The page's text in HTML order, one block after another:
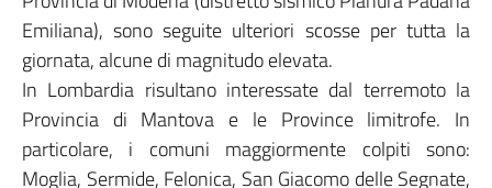
Emiliana), sono seguite ulteriori scosse per tutta la
giornata, alcune di magnitudo elevata.
In Lombardia risultano interessate dal terremoto la
Provincia di Mantova e le Province limitrofe. In
particolare, i comuni maggiormente colpiti sono:
Moglia, Sermide, Felonica, San Giacomo delle Segnate,